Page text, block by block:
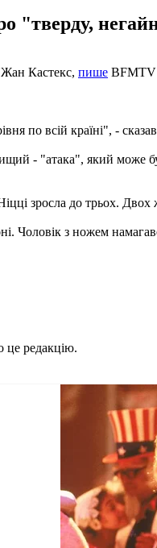
Жан Кастекс, пише BFMTV
по всій країні", -
- "атака", який може
зросла до трьох. Двох
Чоловік з ножем
це редакцію.